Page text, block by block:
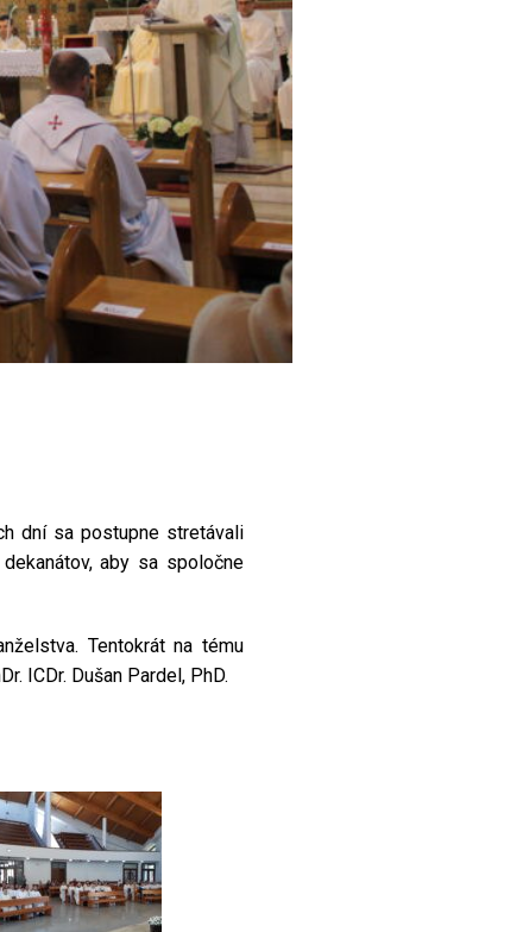
dní sa postupne stretávali
aby sa spoločne
Tentokrát na tému
ICDr. Dušan Pardel, PhD.